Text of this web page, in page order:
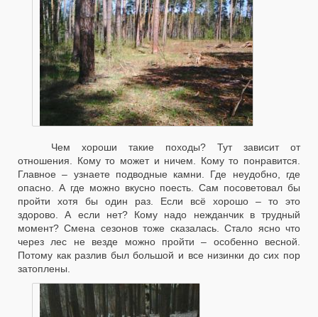
Чем хороши такие походы? Тут зависит от
отношения. Кому то может и ничем. Кому то понравится.
Главное – узнаете подводные камни. Где неудобно, где
опасно. А где можно вкусно поесть. Сам посоветовал бы
пройти хотя бы один раз. Если всё хорошо – то это
здорово. А если нет? Кому надо нежданчик в трудный
момент? Смена сезонов тоже сказалась. Стало ясно что
через лес не везде можно пройти – особенно весной.
Потому как разлив был большой и все низинки до сих пор
затоплены.